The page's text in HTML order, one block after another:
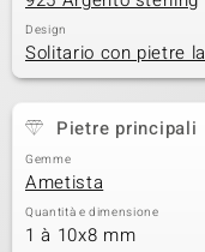
Design
Solitario con pietre
Pietre principali
Gemme
Ametista
Quantità e dimensione
1 à 10x8 mm